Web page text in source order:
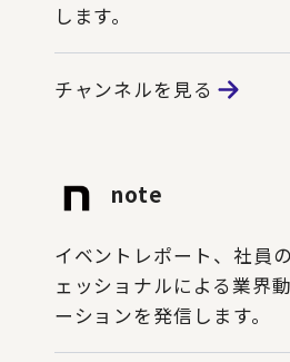
します。
チャンネルを見る
note
イベントレポート、社員
ェッショナルによる業界
ーションを発信します。